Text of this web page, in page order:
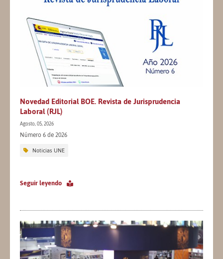
Novedad Editorial BOE. Revista de Jurisprudencia
Laboral (RJL)
Agosto, 05, 2026
Número 6 de 2026
Noticias UNE
Seguir leyendo